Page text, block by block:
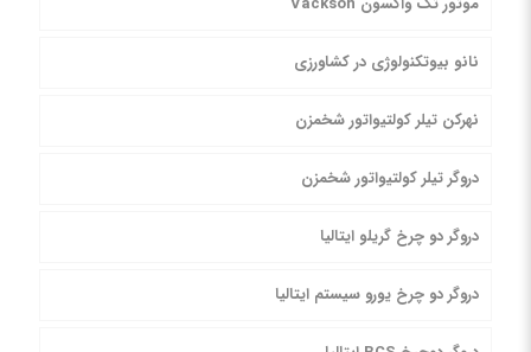
نانو بیوتکنولوژی در کشاورزی
نهرکن تیلر کولتیواتور شخمزن
دروگر تیلر کولتیواتور شخمزن
دروگر دو چرخ گریلو ایتالیا
دروگر دو چرخ یورو سیستم ایتالیا